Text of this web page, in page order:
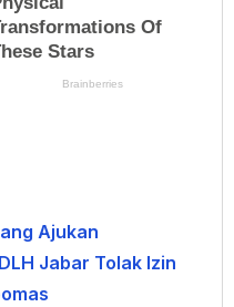
Ajukan
Jabar Tolak Izin